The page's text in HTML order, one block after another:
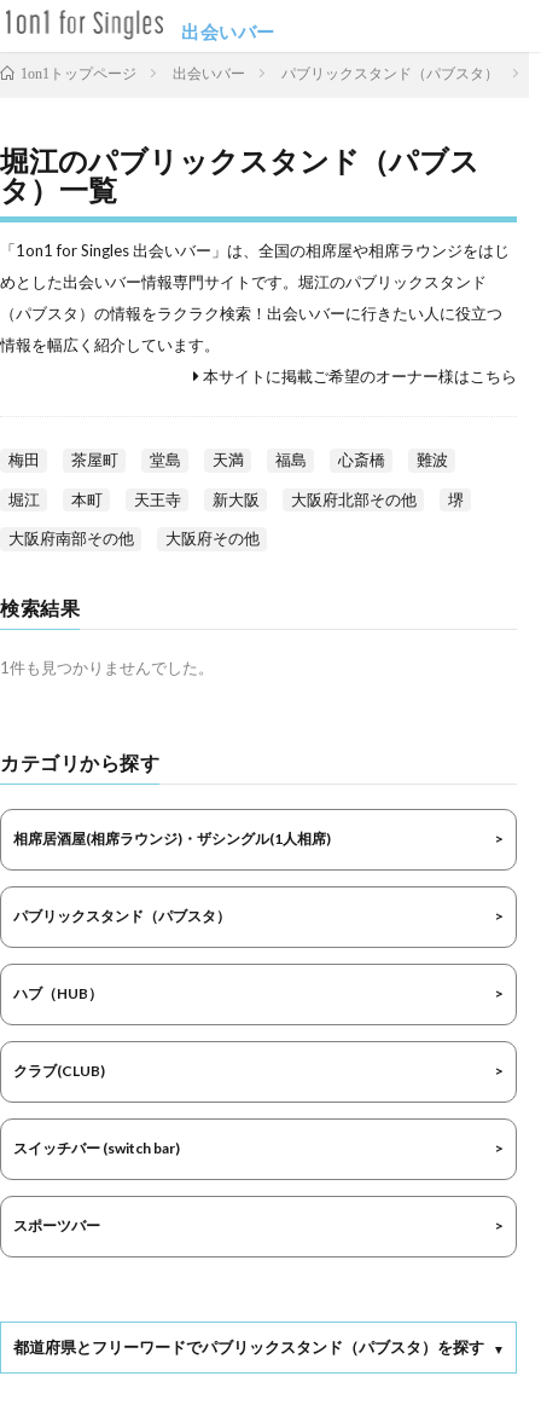
出会いバー
1on1トップページ 出会いバー パブリックスタンド（パブスタ）
堀江のパブリックスタンド（パブス
タ）一覧
「1on1 for Singles 出会いバー」は、全国の相席屋や相席ラウンジをはじ
めとした出会いバー情報専門サイトです。堀江のパブリックスタンド
（パブスタ）の情報をラクラク検索！出会いバーに行きたい人に役立つ
情報を幅広く紹介しています。
本サイトに掲載ご希望のオーナー様はこちら
梅田 茶屋町 堂島 天満 福島 心斎橋 難波
堀江 本町 天王寺 新大阪 大阪府北部その他 堺
大阪府南部その他 大阪府その他
検索結果
1件も見つかりませんでした。
カテゴリから探す
相席居酒屋(相席ラウンジ)・ザシングル(1人相席)
パブリックスタンド（パブスタ）
ハブ（HUB）
クラブ(CLUB)
スイッチバー (switch bar)
スポーツバー
都道府県とフリーワードでパブリックスタンド（パブスタ）を探す